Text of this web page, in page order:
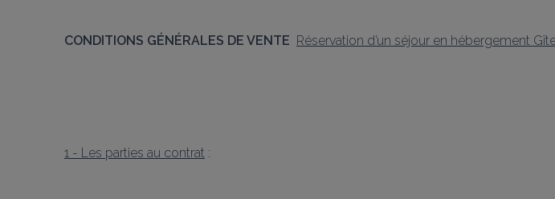
CONDITIONS GÉNÉRALES DE VENTE Réservation d’un séjour en hébergement
1 - Les parties au contrat :